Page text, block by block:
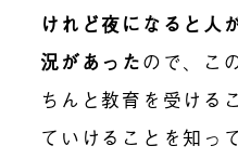
けれど夜になると人
況があったので、こ
ちんと教育を受ける
ていけることを知っ